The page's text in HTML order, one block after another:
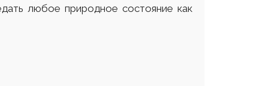
любое природное состояние как